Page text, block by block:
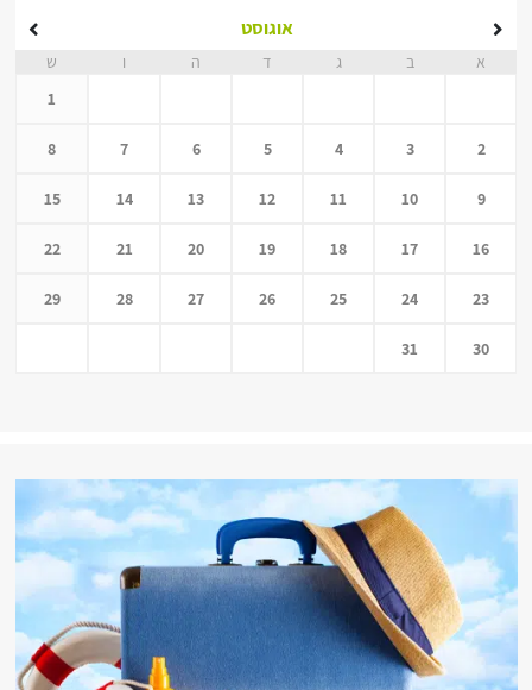
אוגוסט
א ב ג ד ה ו
ש
1
2
3
4
5
6
7
8
9
10
11
12
13
14
15
16
17
18
19
20
21
22
23
24
25
26
27
28
29
30
31